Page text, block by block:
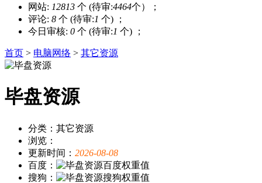
网站: 12813 个 (待审:4464个）；
评论: 8 个 (待审:1 个) ；
今日审核: 0 个 (待审:1 个) ；
首页 > 电脑网络 > 其它资源
毕盘资源
分类：其它资源
浏览：
更新时间： 2026-08-08
百度：
搜狗：